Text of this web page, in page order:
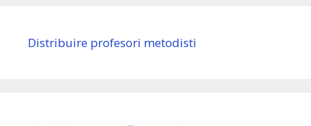
Distribuire profesori metodisti